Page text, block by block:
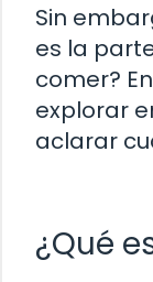
Sin
es la
comer?
explorar
aclarar
¿Qué